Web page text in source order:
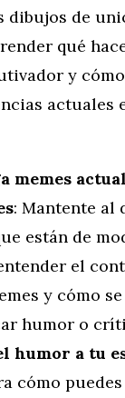
dibujos de
qué
y
actuales
memes
: Mantente al
están de
el
y cómo
humor o
humor a tu
cómo